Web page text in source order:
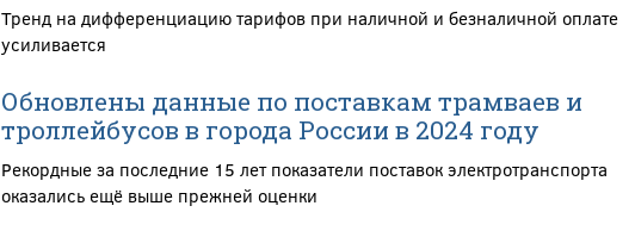
Тренд на дифференциацию тарифов при наличной и безналичной оплате
усиливается
Обновлены данные по поставкам трамваев и
троллейбусов в города России в 2024 году
Рекордные за последние 15 лет показатели поставок электротранспорта
оказались ещё выше прежней оценки